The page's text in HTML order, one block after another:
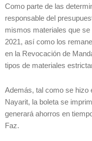
Como parte de las
responsable del
mismos materiales que
2021, así como los
en la Revocación de
tipos de materiales
Además, tal como se hizo
Nayarit, la boleta se
generará ahorros en
Faz.